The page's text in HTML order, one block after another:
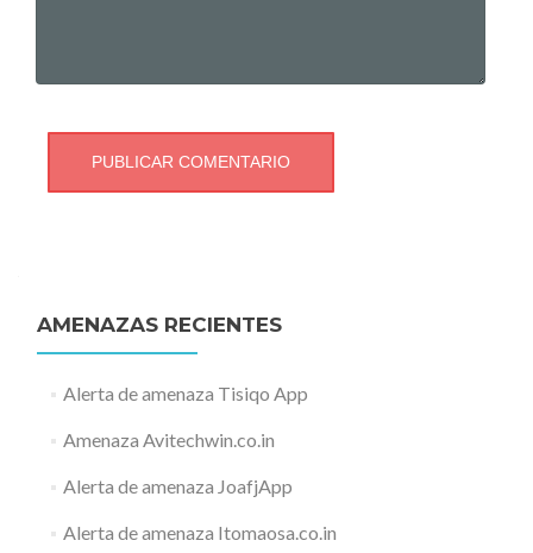
AMENAZAS RECIENTES
Alerta de amenaza Tisiqo App
Amenaza Avitechwin.co.in
Alerta de amenaza JoafjApp
Alerta de amenaza Itomaosa.co.in